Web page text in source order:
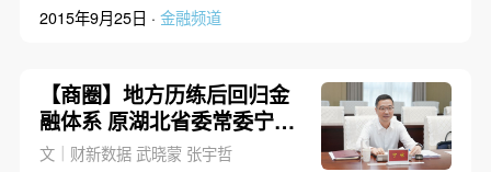
2015年9月25日 · 金融频道
【商圈】地方历练后回归金
融体系 原湖北省委常委宁咏
履新
文｜财新数据 武晓蒙 张宇哲